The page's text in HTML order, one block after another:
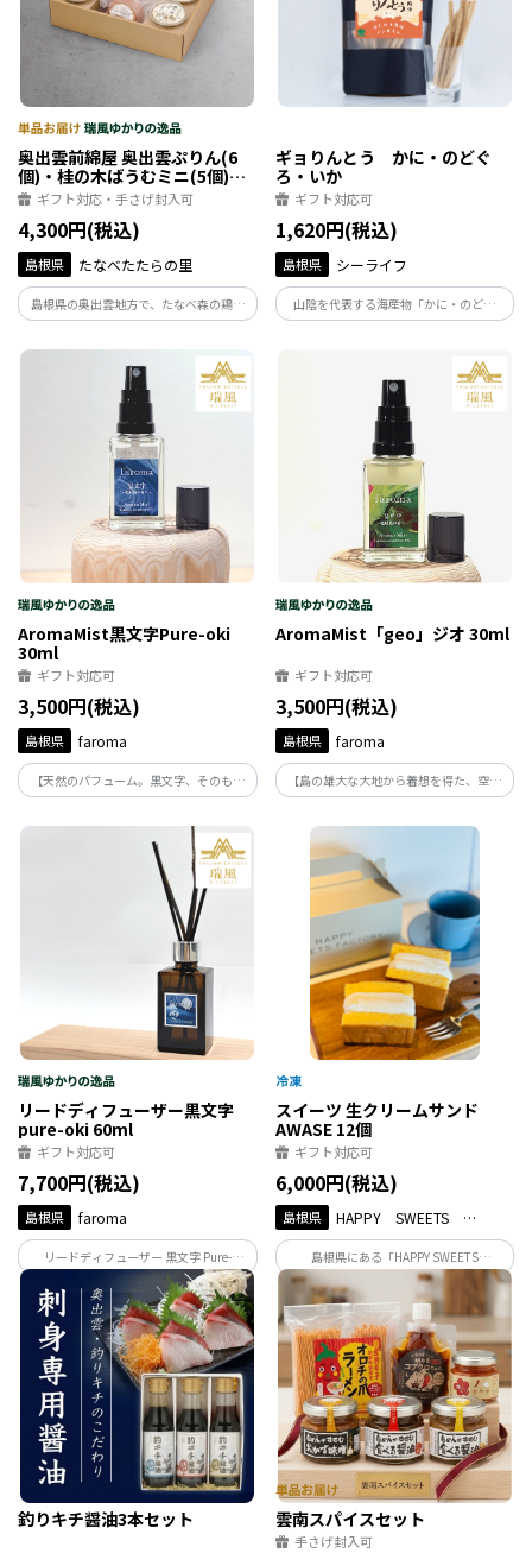
奥出雲前綿屋 奥出雲ぷりん(6
個)・桂の木ばうむミニ(5個)セ
ットギフト対応・手さげ封入可
4,300円(税込)
島根県 たなべたたらの里
島根県の奥出雲地方で、たなべ森の鶏舎
が生産している平飼い放牧卵「彩り天佑
卵」を使用したプリンとバウムクーヘン
のセット。上質なたまごの風味を感じら
れるスイーツをお楽しみください。
ギョりんとう かに・のどぐ
ろ・いか
ギフト対応可
1,620円(税込)
島根県 シーライフ
山陰を代表する海産物「かに・のどぐ
ろ・いか」の粉末を生地に練り込み、焼
食感が特徴的で、一口食べると海の風味
がふわりと広がります。
AromaMist黒文字Pure-oki
30ml
ギフト対応可
3,500円(税込)
島根県 faroma
【天然のパフューム。黒文字、そのもの
の清純な香り】
AromaMist「geo」ジオ 30ml
ギフト対応可
3,500円(税込)
島根県 faroma
【島の雄大な大地から着想を得た、空間
のためのアロマ】
リードディフューザー黒文字
pure-oki 60ml
ギフト対応可
7,700円(税込)
島根県 faroma
リードディフューザー 黒文字 Pure-
oki（隠岐の小枝と森のトレイ付き）
スイーツ 生クリームサンド
AWASE 12個
ギフト対応可
6,000円(税込)
島根県
HAPPY SWEETS
FACTORY
島根県にある「HAPPY SWEETS
FACTORY」が手がけるふんわりしっとり
生地に濃厚生クリームをたっぷりとサン
ドしてある【生クリームサンド
AWASE】。何度でも食べたくなる美味し
さです。
釣りキチ醤油3本セット 雲南スパイスセット
手さげ封入可